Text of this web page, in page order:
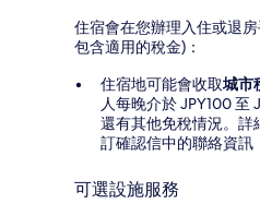
住宿會在您辦理入住或退
包含適用的稅金)：
住宿地可能會收取城市
人每晚介於 JPY100 至
還有其他免稅情況。
訂確認信中的聯絡資訊
可選設施服務